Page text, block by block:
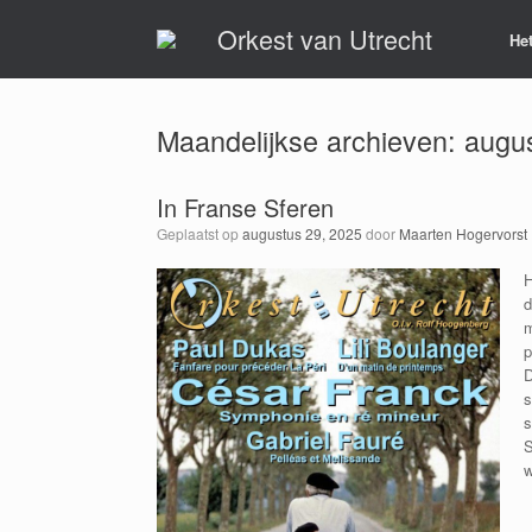
inhoud
Orkest van Utrecht
Maandelijkse archieven:
In Franse Sferen
Geplaatst opaugustus 29, 2025 door Maarten Hogervorst